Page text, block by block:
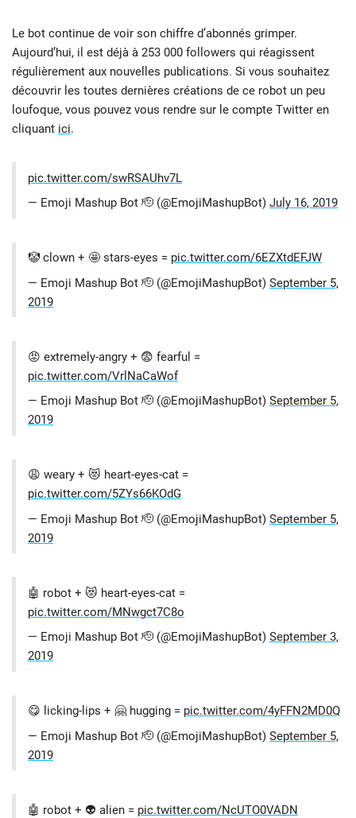
Le bot continue de voir son chiffre d’abonnés grimper.
Aujourd’hui, il est déjà à 253 000 followers qui réagissent
régulièrement aux nouvelles publications. Si vous souhaitez
découvrir les toutes dernières créations de ce robot un peu
loufoque, vous pouvez vous rendre sur le compte Twitter en
cliquant ici.
pic.twitter.com/swRSAUhv7L
— Emoji Mashup Bot 🫡 (@EmojiMashupBot) July 16, 2019
🤡 clown + 🤩 stars-eyes = pic.twitter.com/6EZXtdEFJW
— Emoji Mashup Bot 🫡 (@EmojiMashupBot) September 5,
2019
😡 extremely-angry + 😨 fearful =
pic.twitter.com/VrlNaCaWof
— Emoji Mashup Bot 🫡 (@EmojiMashupBot) September 5,
2019
😩 weary + 😻 heart-eyes-cat =
pic.twitter.com/5ZYs66KOdG
— Emoji Mashup Bot 🫡 (@EmojiMashupBot) September 5,
2019
🤖 robot + 😻 heart-eyes-cat =
pic.twitter.com/MNwgct7C8o
— Emoji Mashup Bot 🫡 (@EmojiMashupBot) September 3,
2019
😋 licking-lips + 🤗 hugging = pic.twitter.com/4yFFN2MD0Q
— Emoji Mashup Bot 🫡 (@EmojiMashupBot) September 5,
2019
🤖 robot + 👽 alien = pic.twitter.com/NcUTO0VADN